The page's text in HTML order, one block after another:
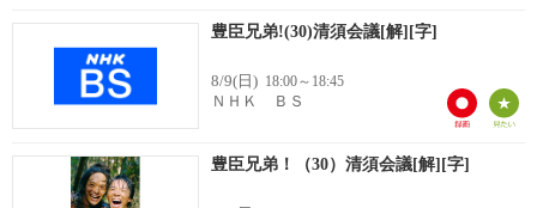
豊臣兄弟!(30)清須会議[解][字]
8/9(日) 18:00～18:45
ＮＨＫ ＢＳ
豊臣兄弟！（30）清須会議[解][字]